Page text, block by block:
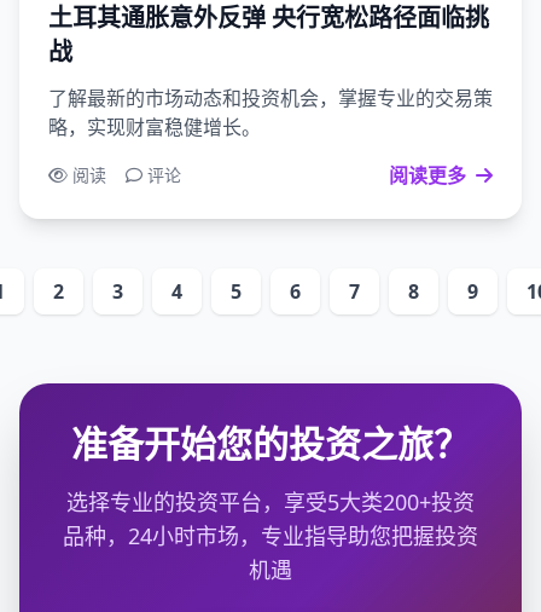
土耳其通胀意外反弹 央行宽松路径面临挑
战
了解最新的市场动态和投资机会，掌握专业的交易策
略，实现财富稳健增长。
阅读 评论 阅读更多
2 3 4 5 6 7 8 9
准备开始您的投资之旅？
选择专业的投资平台，享受5大类200+投资
品种，24小时市场，专业指导助您把握投资
机遇